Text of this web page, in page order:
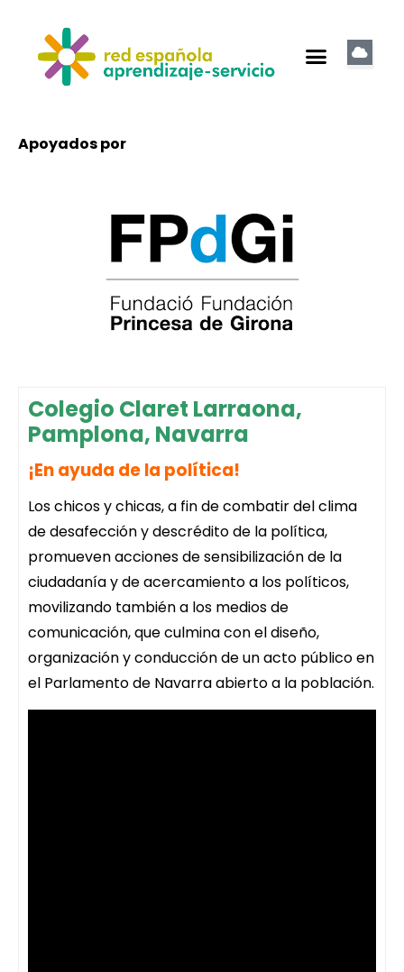
Apoyados por
Colegio Claret Larraona,
Pamplona, Navarra
¡En ayuda de la política!
Los chicos y chicas, a fin de combatir del clima
de desafección y descrédito de la política,
promueven acciones de sensibilización de la
ciudadanía y de acercamiento a los políticos,
movilizando también a los medios de
comunicación, que culmina con el diseño,
organización y conducción de un acto público en
el Parlamento de Navarra abierto a la población.